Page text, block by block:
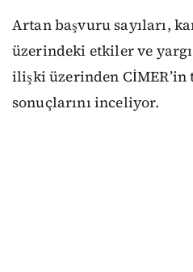
Artan başvuru sayıları,
üzerindeki etkiler ve
ilişki üzerinden
sonuçlarını inceliyor.